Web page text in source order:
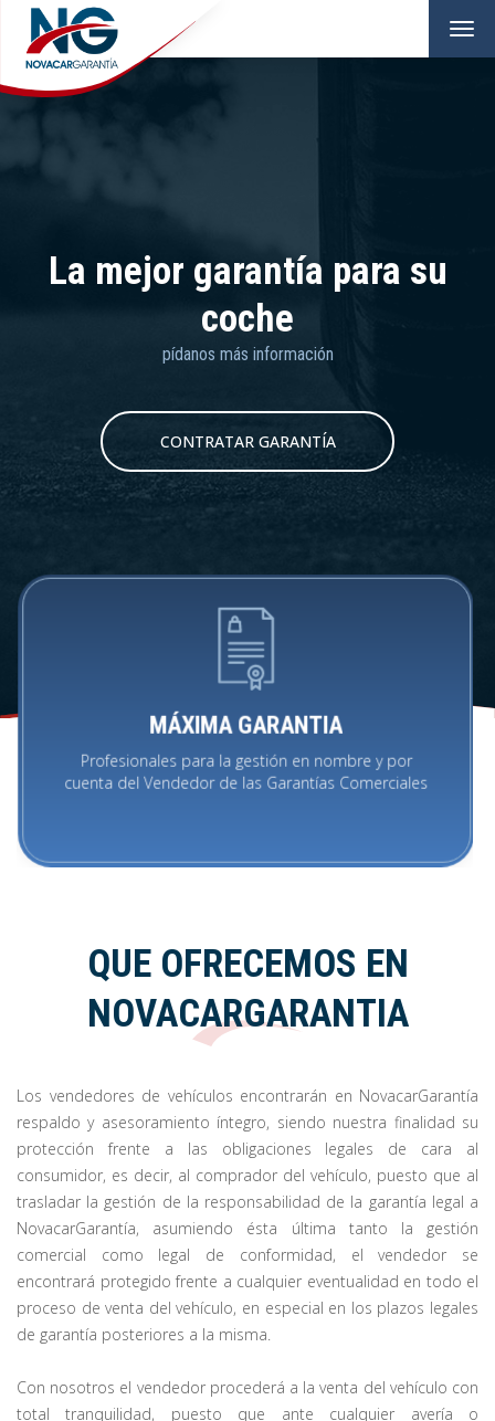
La mejor garantía para su
coche
pídanos más información
CONTRATAR GARANTÍA
MÁXIMA GARANTIA
Profesionales para la gestión en nombre y por
cuenta del Vendedor de las Garantías Comerciales
QUE OFRECEMOS EN
NOVACARGARANTIA
Los vendedores de vehículos encontrarán en NovacarGarantía
respaldo y asesoramiento íntegro, siendo nuestra finalidad su
protección frente a las obligaciones legales de cara al
consumidor, es decir, al comprador del vehículo, puesto que al
trasladar la gestión de la responsabilidad de la garantía legal a
NovacarGarantía, asumiendo ésta última tanto la gestión
comercial como legal de conformidad, el vendedor se
encontrará protegido frente a cualquier eventualidad en todo el
proceso de venta del vehículo, en especial en los plazos legales
de garantía posteriores a la misma.
Con nosotros el vendedor procederá a la venta del vehículo con
total tranquilidad, puesto que ante cualquier avería o